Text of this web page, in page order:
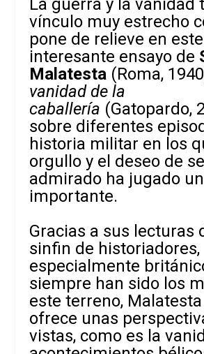
La guerra y la vanidad
vínculo muy estrecho
pone de relieve en este
interesante ensayo de
Malatesta (Roma,
vanidad de la
caballería (Gatopardo,
sobre diferentes
historia militar en los
orgullo y el deseo de
admirado ha jugado
importante.
Gracias a sus lecturas
sinfin de historiadores,
especialmente
siempre han sido los
este terreno,
ofrece unas
vistas, como es la